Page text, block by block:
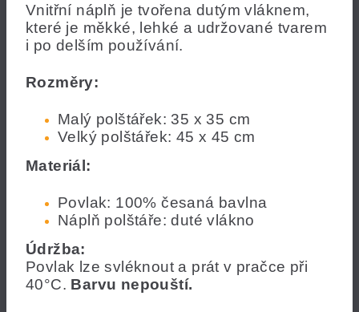
Vnitřní náplň je tvořena dutým vláknem,
které je měkké, lehké a udržované tvarem
i po delším používání.
Rozměry:
Malý polštářek: 35 x 35 cm
Velký polštářek: 45 x 45 cm
Materiál:
Povlak: 100% česaná bavlna
Náplň polštáře: duté vlákno
Údržba:
Povlak lze svléknout a prát v pračce při
40°C. Barvu nepouští.